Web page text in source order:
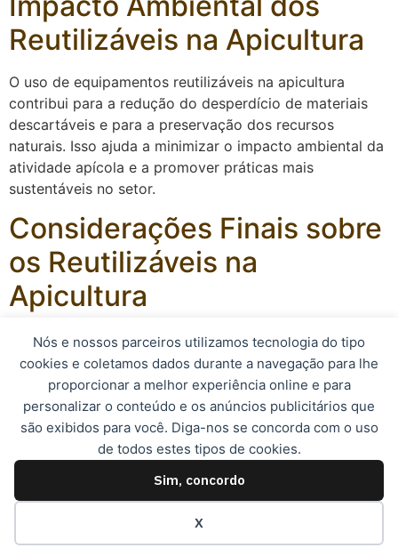
Nós e nossos parceiros utilizamos tecnologia do tipo
cookies e coletamos dados durante a navegação para lhe
proporcionar a melhor experiência online e para
personalizar o conteúdo e os anúncios publicitários que
são exibidos para você. Diga-nos se concorda com o uso
de todos estes tipos de cookies.
Sim, concordo
X
Reutilizáveis na Apicultura
O uso de equipamentos reutilizáveis na apicultura
contribui para a redução do desperdício de materiais
descartáveis e para a preservação dos recursos
naturais. Isso ajuda a minimizar o impacto ambiental da
atividade apícola e a promover práticas mais
sustentáveis no setor.
Considerações Finais sobre
os Reutilizáveis na
Apicultura
Os equipamentos reutilizáveis na apicultura são uma
opção econômica, sustentável e eficaz para os
apicultores que buscam reduzir os custos, melhorar a
produtividade e preservar o meio ambiente. Ao investir
em itens duráveis e de qualidade, os apicultores podem
colher os benefícios a longo prazo.
© 2023, Apismel. Todos os direitos reservados.